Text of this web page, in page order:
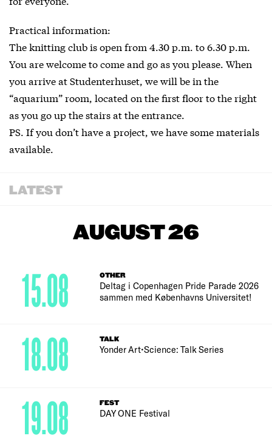
Practical information:
The knitting club is open from 4.30 p.m. to 6.30 p.m.
You are welcome to come and go as you please. When
you arrive at Studenterhuset, we will be in the
“aquarium” room, located on the first floor to the right
as you go up the stairs at the entrance.
PS. If you don’t have a project, we have some materials
available.
LATEST
AUGUST 26
OTHER
Deltag i Copenhagen Pride Parade 2026
sammen med Københavns Universitet!
15.08
TALK
Yonder Art•Science: Talk Series
18.08
FEST
DAY ONE Festival
19.08